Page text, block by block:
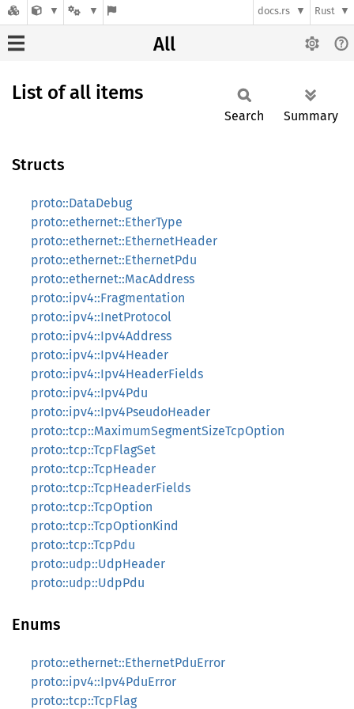
docs.rs Rust
All
List of all items
Search Summary
Structs
proto::DataDebug
proto::ethernet::EtherType
proto::ethernet::EthernetHeader
proto::ethernet::EthernetPdu
proto::ethernet::MacAddress
proto::ipv4::Fragmentation
proto::ipv4::InetProtocol
proto::ipv4::Ipv4Address
proto::ipv4::Ipv4Header
proto::ipv4::Ipv4HeaderFields
proto::ipv4::Ipv4Pdu
proto::ipv4::Ipv4PseudoHeader
proto::tcp::MaximumSegmentSizeTcpOption
proto::tcp::TcpFlagSet
proto::tcp::TcpHeader
proto::tcp::TcpHeaderFields
proto::tcp::TcpOption
proto::tcp::TcpOptionKind
proto::tcp::TcpPdu
proto::udp::UdpHeader
proto::udp::UdpPdu
Enums
proto::ethernet::EthernetPduError
proto::ipv4::Ipv4PduError
proto::tcp::TcpFlag